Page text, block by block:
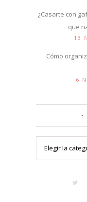
¿Casarte con
que
13
Cómo
6